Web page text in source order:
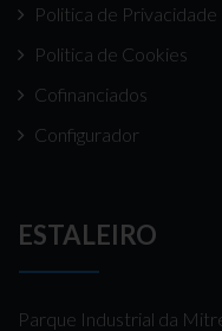
Politica de Privacidade
Politica de Cookies
Cofinanciados
Configurador
ESTALEIRO
Parque Industrial da